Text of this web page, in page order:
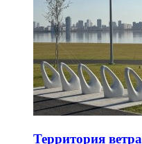
Территория ветра